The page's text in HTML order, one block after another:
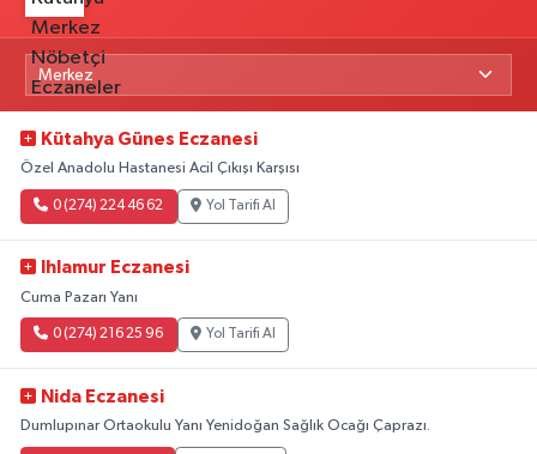
Kütahya Günes Eczanesi
Özel Anadolu Hastanesi Acil Çıkışı Karşısı
0 (274) 224 46 62 Yol Tarifi Al
Ihlamur Eczanesi
Cuma Pazarı Yanı
0 (274) 216 25 96 Yol Tarifi Al
Nida Eczanesi
Dumlupınar Ortaokulu Yanı Yenidoğan Sağlık Ocağı Çaprazı.